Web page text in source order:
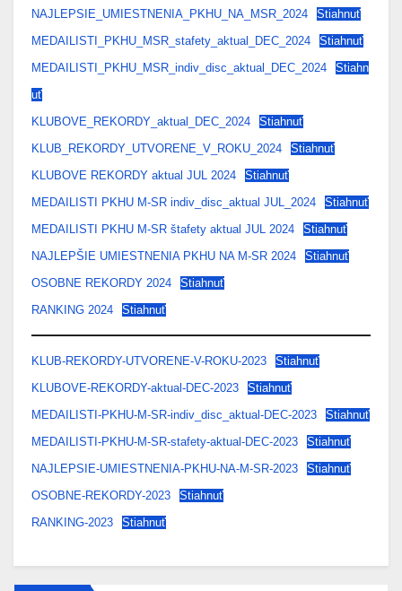
NAJLEPSIE_UMIESTNENIA_PKHU_NA_MSR_2024
Stiahnuť
MEDAILISTI_PKHU_MSR_stafety_aktual_DEC_2024
Stiahnuť
MEDAILISTI_PKHU_MSR_indiv_disc_aktual_DEC_2024
Stiahn
uť
KLUBOVE_REKORDY_aktual_DEC_2024
Stiahnuť
KLUB_REKORDY_UTVORENE_V_ROKU_2024
Stiahnuť
KLUBOVE REKORDY aktual JUL 2024
Stiahnuť
MEDAILISTI PKHU M-SR indiv_disc_aktual JUL_2024
Stiahnuť
MEDAILISTI PKHU M-SR štafety aktual JUL 2024
Stiahnuť
NAJLEPŠIE UMIESTNENIA PKHU NA M-SR 2024
Stiahnuť
OSOBNE REKORDY 2024
Stiahnuť
RANKING 2024
Stiahnuť
KLUB-REKORDY-UTVORENE-V-ROKU-2023
Stiahnuť
KLUBOVE-REKORDY-aktual-DEC-2023
Stiahnuť
MEDAILISTI-PKHU-M-SR-indiv_disc_aktual-DEC-2023
Stiahnuť
MEDAILISTI-PKHU-M-SR-stafety-aktual-DEC-2023
Stiahnuť
NAJLEPSIE-UMIESTNENIA-PKHU-NA-M-SR-2023
Stiahnuť
OSOBNE-REKORDY-2023
Stiahnuť
RANKING-2023
Stiahnuť